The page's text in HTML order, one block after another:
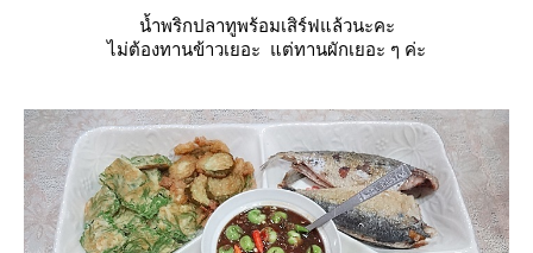
น้ำพริกปลาทูพร้อมเสิร์ฟแล้วนะคะ
ไม่ต้องทานข้าวเยอะ แต่ทานผักเยอะ ๆ ค่ะ